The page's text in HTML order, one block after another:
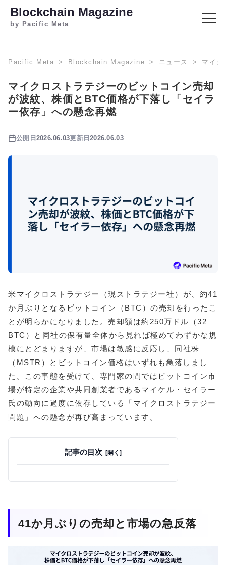
Blockchain Magazine
by Pacific Meta
Pacific Meta Blockchain Magazine ニュース マイク
マイクロストラテジーのビットコイン売却
が波紋、株価とBTC価格が下落し「セイラ
ー依存」への懸念再燃
公開日 2026.06.03更新日2026.06.03
米マイクロストラテジー（現ストラテジー社）が、約41
か月ぶりとなるビットコイン（BTC）の売却を行ったこ
とが明らかになりました。売却額は約250万ドル（32
BTC）と同社の保有量全体から見れば極めてわずかな規
模にとどまりますが、市場は敏感に反応し、同社株
（MSTR）とビットコイン価格はいずれも急落しまし
た。この事態を受けて、専門家の間ではビットコイン市
場が特定の企業や共同創業者であるマイケル・セイラー
氏の動向に過度に依存している「マイクロストラテジー
問題」への懸念が再び高まっています。
記事の目次
41か月ぶりの売却と市場の急反落